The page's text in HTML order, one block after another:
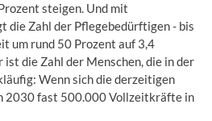
steigen. Und mit
die Zahl der Pflegebedürftigen - bis
um rund 50 Prozent auf 3,4
die Zahl der Menschen, die in der
Wenn sich die derzeitigen
2030 fast 500.000 Vollzeitkräfte in